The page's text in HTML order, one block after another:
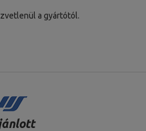
a gyártótól.